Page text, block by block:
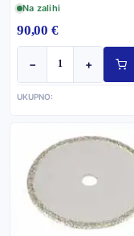
Na zalihi
90,00 €
− +
UKUPNO: